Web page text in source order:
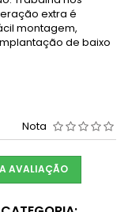
extra é
montagem,
de baixo
Nota
AVALIAÇÃO